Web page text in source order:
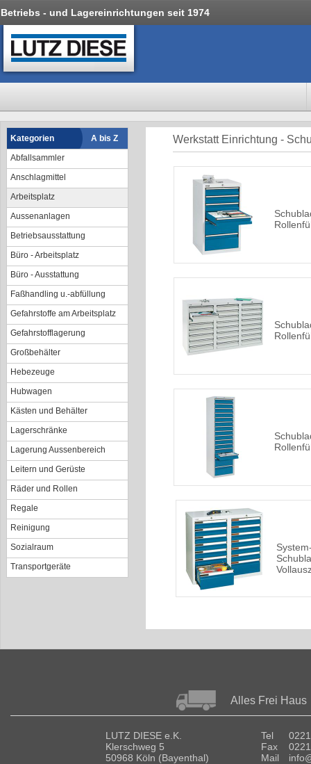
Betriebs - und Lagereinrichtungen seit 1974
Kategorien
A bis Z
Abfallsammler
Anschlagmittel
Arbeitsplatz
Aussenanlagen
Betriebsausstattung
Büro - Arbeitsplatz
Büro - Ausstattung
Faßhandling u.-abfüllung
Gefahrstoffe am Arbeitsplatz
Gefahrstofflagerung
Großbehälter
Hebezeuge
Hubwagen
Kästen und Behälter
Lagerschränke
Lagerung Aussenbereich
Leitern und Gerüste
Räder und Rollen
Regale
Reinigung
Sozialraum
Transportgeräte
Werkstatt Einrichtung -
Alles Frei Haus
LUTZ DIESE e.K.
Klerschweg 5
50968 Köln (Bayenthal)
Tel
Fax
Mail